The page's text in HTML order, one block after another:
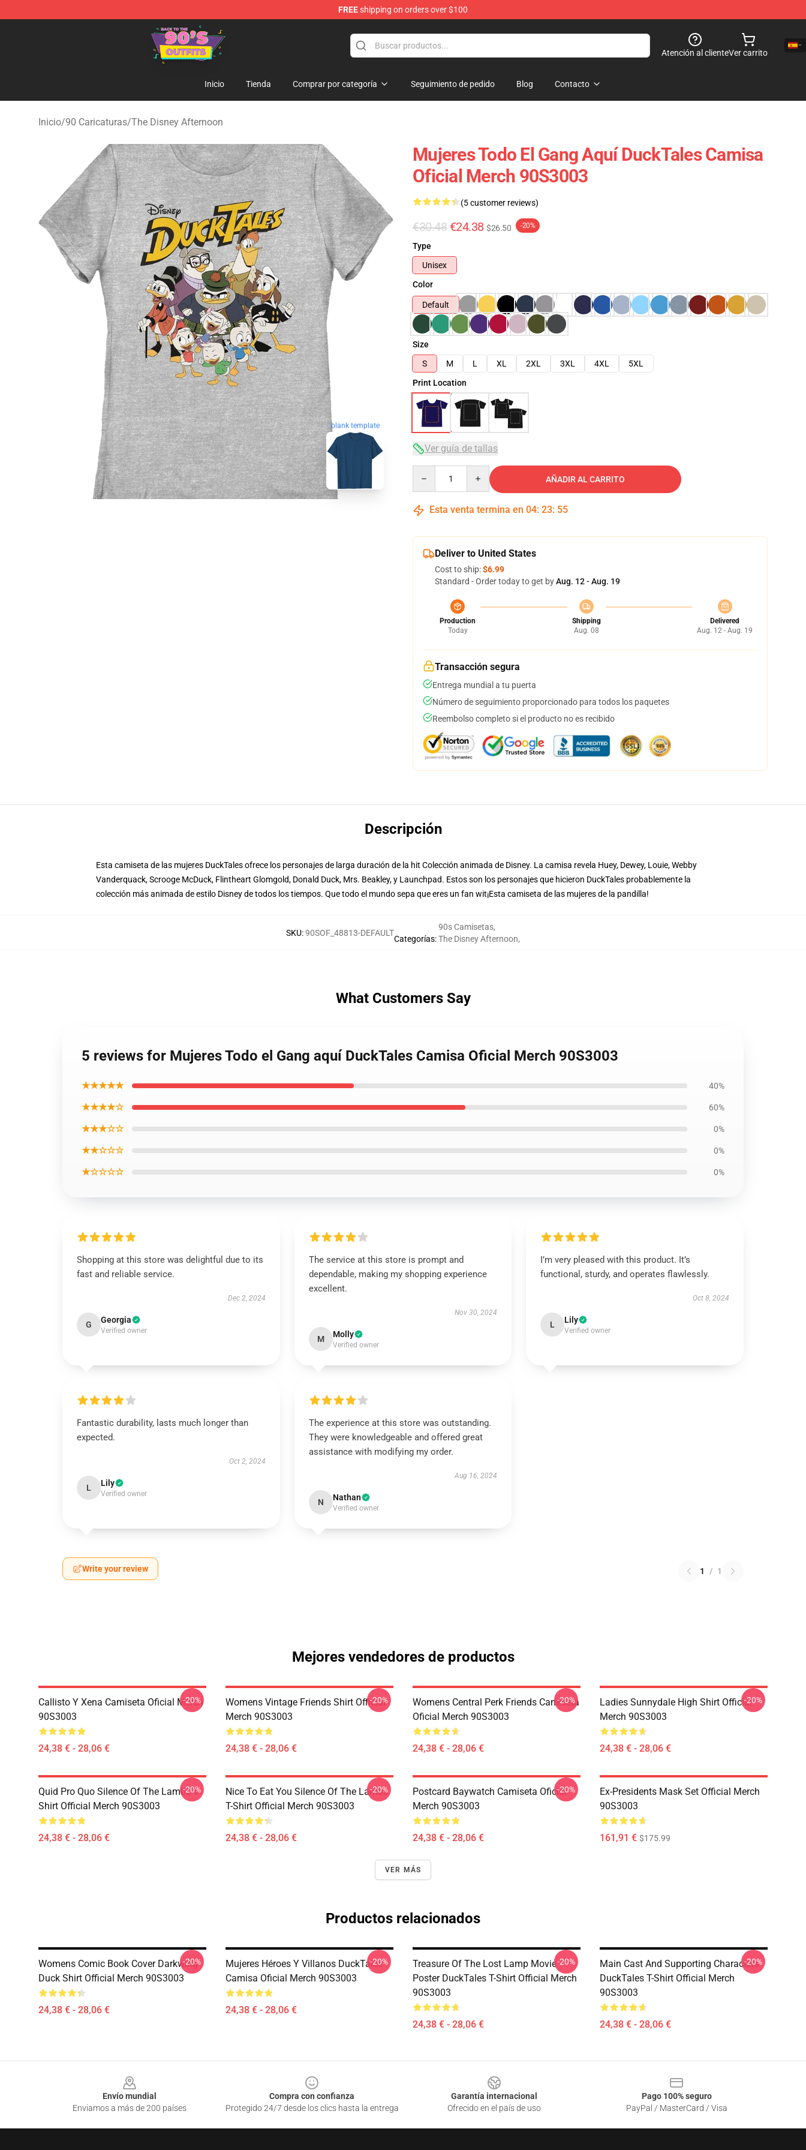
FREEshipping on orders over $100
90s Outfits Store - Official 90s Outfits Merchandise Shop
Atención al clienteVer carrito
Inicio Tienda Comprar por categoría Seguimiento de pedido Blog Contacto
Inicio/90 Caricaturas/The Disney Afternoon
blank template
Mujeres Todo El Gang Aquí DuckTales Camisa
Oficial Merch 90S3003
(5 customer reviews)
€30.48 €24.38 $26.50 -20%
Type
Unisex
Color
Default
Size
S
M L XL 2XL 3XL 4XL
5XL
Print Location
Ver guía de tallas
AÑADIR AL CARRITO
Esta venta termina en 04: 23: 54
Deliver to United States
Cost to ship:$6.99
Standard - Order today to get byAug. 12 - Aug. 19
Production
Today
Shipping
Aug. 08
Delivered
Aug. 12 - Aug. 19
Transacción segura
Entrega mundial a tu puerta
Número de seguimiento proporcionado para todos los paquetes
Reembolso completo si el producto no es recibido
Descripción
Esta camiseta de las mujeres DuckTales ofrece los personajes de larga duración de la hit Colección animada de Disney. La camisa revela Huey, Dewey, Louie, Webby
Vanderquack, Scrooge McDuck, Flintheart Glomgold, Donald Duck, Mrs. Beakley, y Launchpad. Estos son los personajes que hicieron DuckTales probablemente la
colección más animada de estilo Disney de todos los tiempos. Que todo el mundo sepa que eres un fan wit¡Esta camiseta de las mujeres de la pandilla!
SKU:90SOF_48813-DEFAULT
Categorías:
90s Camisetas,
The Disney Afternoon,
What Customers Say
5 reviews for Mujeres Todo el Gang aquí DuckTales Camisa Oficial Merch 90S3003
★★★★★ 40%
★★★★☆ 60%
★★★☆☆ 0%
★★☆☆☆ 0%
★☆☆☆☆ 0%
Shopping at this store was delightful due to its
fast and reliable service.
Dec 2, 2024
G Georgia
Verified owner
The service at this store is prompt and
dependable, making my shopping experience
excellent.
Nov 30, 2024
M Molly
Verified owner
I’m very pleased with this product. It’s
functional, sturdy, and operates flawlessly.
Oct 8, 2024
L Lily
Verified owner
Fantastic durability, lasts much longer than
expected.
Oct 2, 2024
L Lily
Verified owner
The experience at this store was outstanding.
They were knowledgeable and offered great
assistance with modifying my order.
Aug 16, 2024
N Nathan
Verified owner
Write your review 1 / 1
Mejores vendedores de productos
Callisto Y Xena Camiseta Oficial Merch
90S3003
24,38 € - 28,06 €
-20%
Womens Vintage Friends Shirt Official
Merch 90S3003
24,38 € - 28,06 €
-20%
Womens Central Perk Friends Camiseta
Oficial Merch 90S3003
24,38 € - 28,06 €
-20%
Ladies Sunnydale High Shirt Official
Merch 90S3003
24,38 € - 28,06 €
-20%
Quid Pro Quo Silence Of The Lambs T-
Shirt Official Merch 90S3003
24,38 € - 28,06 €
-20%
Nice To Eat You Silence Of The Lambs
T-Shirt Official Merch 90S3003
24,38 € - 28,06 €
-20%
Postcard Baywatch Camiseta Oficial
Merch 90S3003
24,38 € - 28,06 €
-20%
Ex-Presidents Mask Set Official Merch
90S3003
161,91 € $175.99
VER MÁS
Productos relacionados
Womens Comic Book Cover Darkwing
Duck Shirt Official Merch 90S3003
24,38 € - 28,06 €
-20%
Mujeres Héroes Y Villanos DuckTales
Camisa Oficial Merch 90S3003
24,38 € - 28,06 €
-20%
Treasure Of The Lost Lamp Movie
Poster DuckTales T-Shirt Official Merch
90S3003
24,38 € - 28,06 €
-20%
Main Cast And Supporting Characters
DuckTales T-Shirt Official Merch
90S3003
24,38 € - 28,06 €
-20%
Envío mundial
Enviamos a más de 200 países
Compra con confianza
Protegido 24/7 desde los clics hasta la entrega
Garantía internacional
Ofrecido en el país de uso
Pago 100% seguro
PayPal / MasterCard / Visa